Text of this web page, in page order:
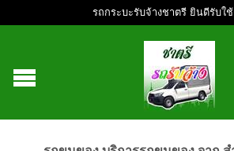
รถกระบะรับจ้างชาตรี ยินดีรับใ